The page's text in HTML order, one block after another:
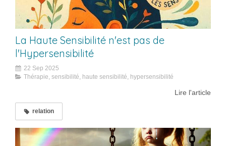
La Haute Sensibilité n'est pas de
l'Hypersensibilité
22 Sep 2025
Thérapie, sensibilité, haute sensibilité, hypersensibilité
Lire l'article
relation